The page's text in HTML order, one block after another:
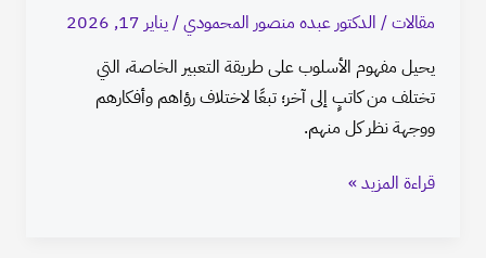
مقالات/ الدكتور عبده منصور المحمودي/يناير 17, 2026
يحيل مفهوم الأسلوب على طريقة التعبير الخاصة، التي
تختلف من كاتبٍ إلى آخر؛ تبعًا لاختلاف رؤاهم وأفكارهم
ووجهة نظر كل منهم.
قراءة المزيد »